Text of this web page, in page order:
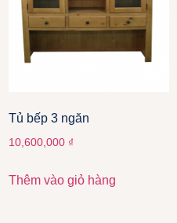
Tủ bếp 3 ngăn
10,600,000 ₫
Thêm vào giỏ hàng